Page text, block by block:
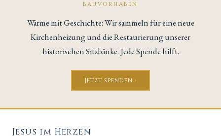
BAUVORHABEN
Wärme mit Geschichte: Wir sammeln für eine neue
Kirchenheizung und die Restaurierung unserer
historischen Sitzbänke. Jede Spende hilft.
Jetzt spenden ›
Jesus im Herzen